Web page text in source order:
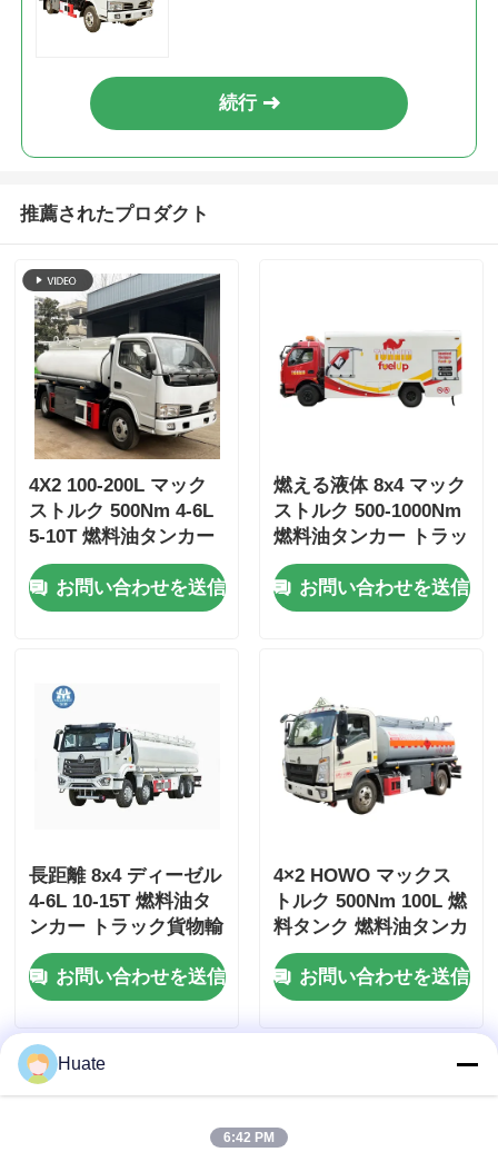
続行
推薦されたプロダクト
4X2 100-200L マック
ストルク 500Nm 4-6L
5-10T 燃料油タンカー
トラック 輸送車
お問い合わせを送信
燃える液体 8x4 マック
ストルク 500-1000Nm
燃料油タンカー トラッ
ク 輸送車
お問い合わせを送信
長距離 8x4 ディーゼル
4-6L 10-15T 燃料油タ
ンカー トラック貨物輸
送車両
お問い合わせを送信
4×2 HOWO マックス
トルク 500Nm 100L 燃
料タンク 燃料油タンカ
ー トラック 輸送車
お問い合わせを送信
Huate
6:42 PM